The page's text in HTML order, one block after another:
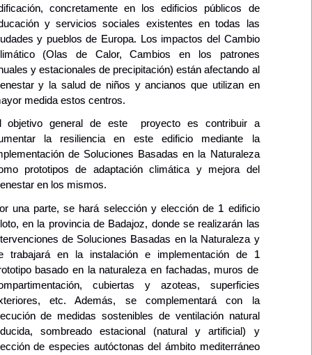
concretamente en los edificios públicos de
y servicios sociales existentes en todas las
y pueblos de Europa. Los impactos del Cambio
(Olas de Calor, Cambios en los patrones
y estacionales de precipitación) están afectando al
y la salud de niños y ancianos que utilizan en
medida estos centros.
objetivo general deeste
proyecto es contribuir a
la resiliencia en esteedificio mediante la
de Soluciones Basadas en la Naturaleza
prototipos de adaptación climática y mejora del
en los mismos.
una parte, se hará seleccióny elección de 1 edificio
en la provincia de Badajoz, donde se realizarán las
de Soluciones Basadas en la Naturaleza y
trabajará en la instalación e implementación de 1
basado en la naturaleza en fachadas, muros de
cubiertas y azoteas, superficies
, etc.Además, se complementará con la
de medidas sostenibles de ventilación natural
sombreado estacional (natural y artificial) y
de especies autóctonas del ámbito mediterráneo